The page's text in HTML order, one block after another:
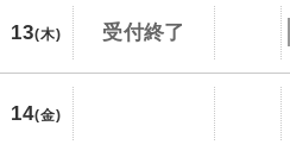
13(木) 受付終了
14(金)